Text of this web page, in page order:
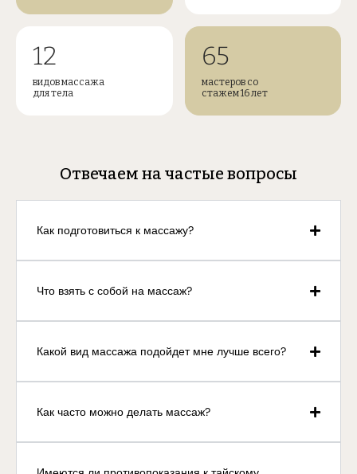
12
видов массажа
для тела
65
мастеров со
стажем 16 лет
Отвечаем на частые вопросы
Как подготовиться к массажу?
Что взять с собой на массаж?
Какой вид массажа подойдет мне лучше всего?
Как часто можно делать массаж?